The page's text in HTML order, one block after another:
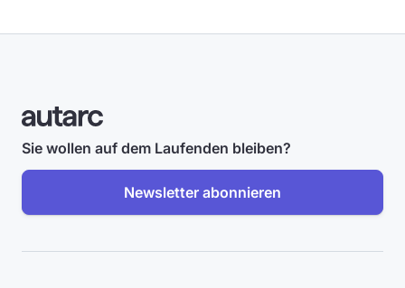
Sie wollen auf dem Laufenden bleiben?
Newsletter abonnieren